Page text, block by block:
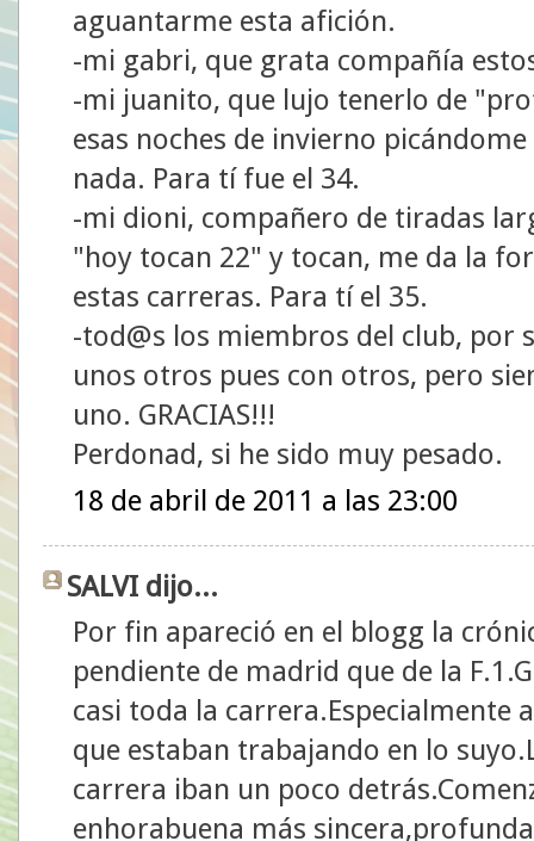
aguantarme esta afición.
-mi gabri, que grata compañía
-mi juanito, que lujo tenerlo de
esas noches de invierno
nada. Para tí fue el 34.
-mi dioni, compañero de tiradas
"hoy tocan 22" y tocan, me da la
estas carreras. Para tí el 35.
-tod@s los miembros del club, por
unos otros pues con otros, pero
uno. GRACIAS!!!
Perdonad, si he sido muy pesado.
18 de abril de 2011 a las 23:00
SALVI dijo...
Por fin apareció en el blogg la
pendiente de madrid que de la
casi toda la carrera.Especialmente
que estaban trabajando en lo
carrera iban un poco
enhorabuena más